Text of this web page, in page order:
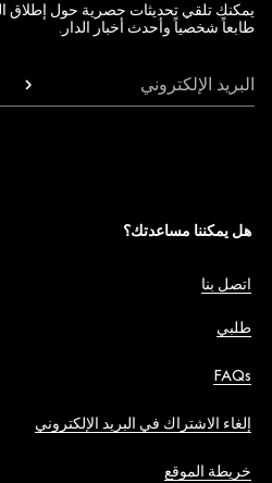
يمكنك تلقي تحديثات حصرية حول إطلاق
طابعاً شخصياً وأحدث أخبار الدار.
البريد الإلكتروني
هل يمكننا مساعدتك؟
اتصل بنا
طلبي
FAQs
إلغاء الاشتراك في البريد الإلكتروني
خريطة الموقع